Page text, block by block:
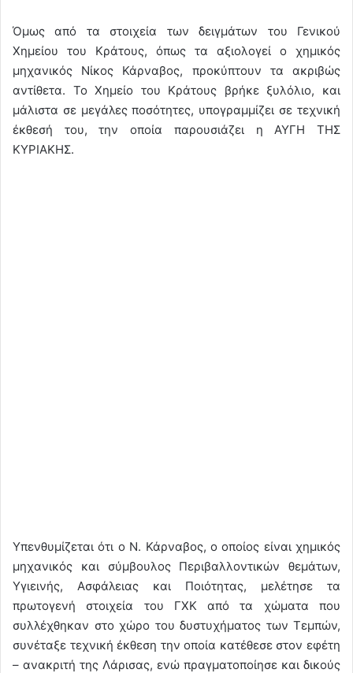
Όμως από τα στοιχεία των δειγμάτων του Γενικού
Χημείου του Κράτους, όπως τα αξιολογεί ο χημικός
μηχανικός Νίκος Κάρναβος, προκύπτουν τα ακριβώς
αντίθετα. Το Χημείο του Κράτους βρήκε ξυλόλιο, και
μάλιστα σε μεγάλες ποσότητες, υπογραμμίζει σε τεχνική
έκθεσή του, την οποία παρουσιάζει η ΑΥΓΗ ΤΗΣ
ΚΥΡΙΑΚΗΣ.
Υπενθυμίζεται ότι ο Ν. Κάρναβος, ο οποίος είναι χημικός
μηχανικός και σύμβουλος Περιβαλλοντικών θεμάτων,
Υγιεινής, Ασφάλειας και Ποιότητας, μελέτησε τα
πρωτογενή στοιχεία του ΓΧΚ από τα χώματα που
συλλέχθηκαν στο χώρο του δυστυχήματος των Τεμπών,
συνέταξε τεχνική έκθεση την οποία κατέθεσε στον εφέτη
– ανακριτή της Λάρισας, ενώ πραγματοποίησε και δικούς